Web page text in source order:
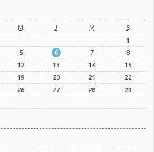
M J V S
1
5 6 7
8
12 13 14
15
19 20 21
22
26 27 28
29